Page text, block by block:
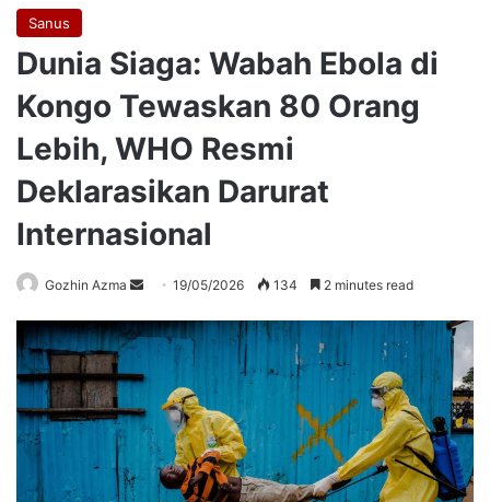
Sanus
Dunia Siaga: Wabah Ebola di
Kongo Tewaskan 80 Orang
Lebih, WHO Resmi
Deklarasikan Darurat
Internasional
Gozhin Azma
Send
email
19/05/2026 134 2 minutes read